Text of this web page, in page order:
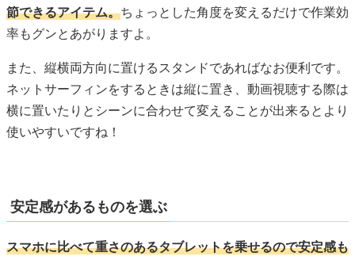
節できるアイテム。ちょっとした角度を変えるだけで作業効
率もグンとあがりますよ。
また、縦横両方向に置けるスタンドであればなお便利です。
ネットサーフィンをするときは縦に置き、動画視聴する際は
横に置いたりとシーンに合わせて変えることが出来るとより
使いやすいですね！
安定感があるものを選ぶ
スマホに比べて重さのあるタブレットを乗せるので安定感も